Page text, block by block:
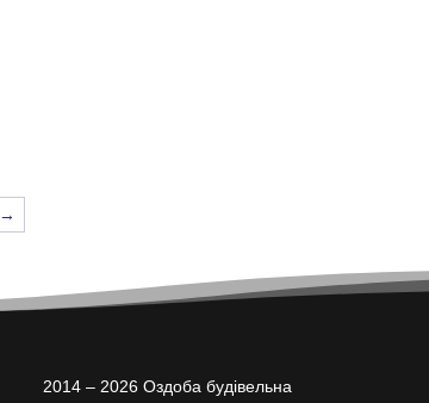
→
2014 – 2026 Оздоба будівельна